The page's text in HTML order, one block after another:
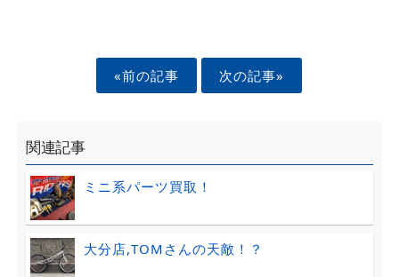
«前の記事 次の記事»
関連記事
ミニ系パーツ買取！
大分店,TOMさんの天敵！？